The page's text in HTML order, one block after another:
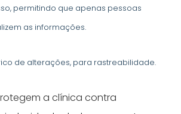
permitindo que apenas pessoas
as informações.
de alterações, para rastreabilidade.
a clínica contra